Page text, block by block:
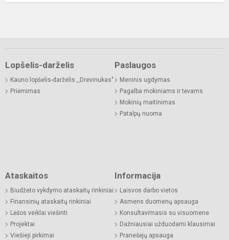
Lopšelis-darželis
Kauno lopšelis-darželis ,,Drevinukas"
Priėmimas
Paslaugos
Meninis ugdymas
Pagalba mokiniams ir tėvams
Mokinių maitinimas
Patalpų nuoma
Ataskaitos
Biudžeto vykdymo ataskaitų rinkiniai
Finansinių ataskaitų rinkiniai
Lėšos veiklai viešinti
Projektai
Viešieji pirkimai
Informacija
Laisvos darbo vietos
Asmens duomenų apsauga
Konsultavimasis su visuomene
Dažniausiai užduodami klausimai
Pranešėjų apsauga